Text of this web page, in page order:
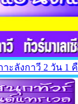
าะลังกาวี 2 วัน 1